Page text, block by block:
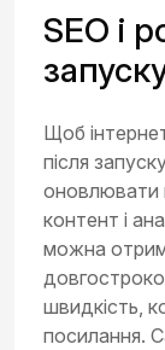
SEO і
Щоб
після
оновлювати
контент і
можна
швидкість,
посилання.